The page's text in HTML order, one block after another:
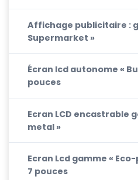
Affichage publicitaire :
Supermarket »
Écran lcd autonome «
pouces
Ecran LCD encastrable
metal »
Ecran Lcd gamme «
7 pouces